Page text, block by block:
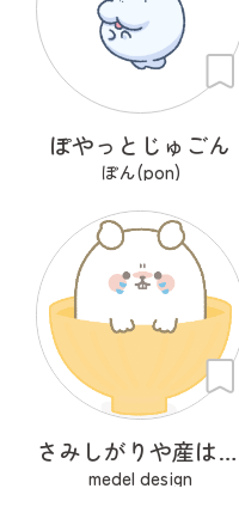
ぽやっとじゅごん
ぽん(pon)
さみしがりや産はんちゃん
medel design